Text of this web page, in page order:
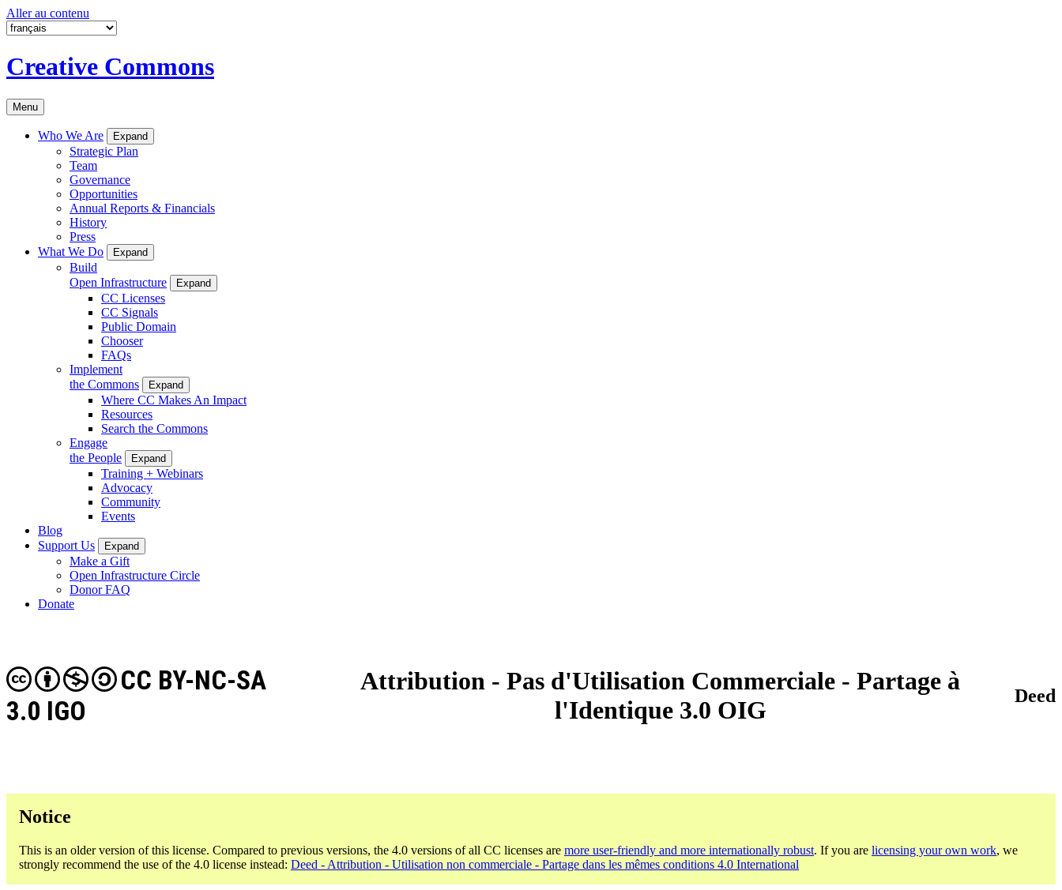
Aller au contenu
Creative Commons
Menu
Who We Are Expand
Strategic Plan
Team
Governance
Opportunities
Annual Reports & Financials
History
Press
What We Do
Expand
Build
Open Infrastructure
Expand
CC Licenses
CC Signals
Public Domain
Chooser
FAQs
Implement
the Commons
Expand
Where CC Makes An Impact
Resources
Search the Commons
Engage
the People
Expand
Training + Webinars
Advocacy
Community
Events
Blog
Support Us
Expand
Make a Gift
Open Infrastructure Circle
Donor FAQ
Donate
Attribution - Pas d'Utilisation Commerciale - Partage à
l'Identique 3.0 OIG
CC BY-NC-SA
3.0 IGO
Deed
Notice
This is an older version of this license. Compared to previous versions, the 4.0 versions of all CC licenses are more user-friendly and more internationally robust. If you are licensing your own work, we
strongly recommend the use of the 4.0 license instead: Deed - Attribution - Utilisation non commerciale - Partage dans les mêmes conditions 4.0 International